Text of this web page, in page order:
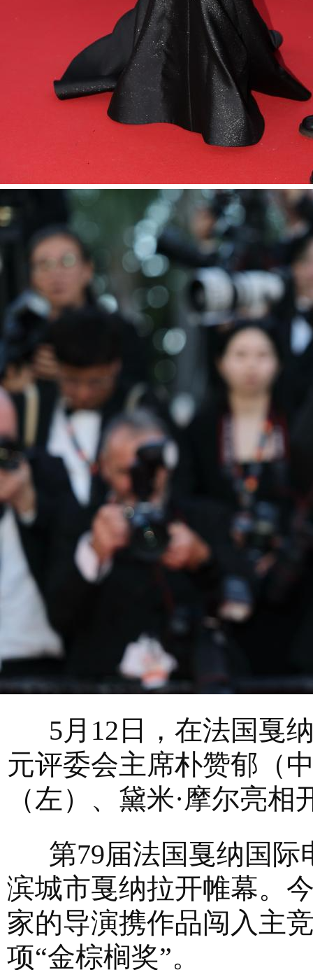
5月12日，在法国戛
元评委会主席朴赞郁（
（左）、黛米·摩尔亮
第79届法国戛纳国际
滨城市戛纳拉开帷幕。
家的导演携作品闯入主
项“金棕榈奖”。